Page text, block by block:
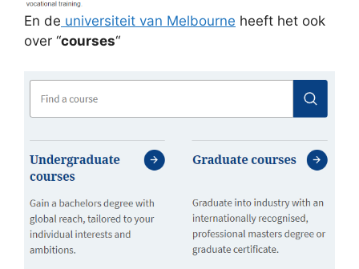
En de universiteit van Melbourne heeft het ook
over “courses“